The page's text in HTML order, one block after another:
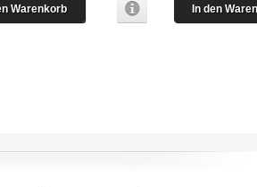
Warenkorb In den